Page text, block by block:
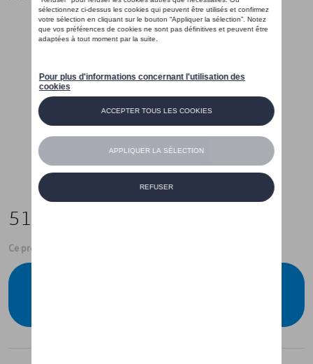
519,01 €
Ce produit n'est actuellement pas de stock